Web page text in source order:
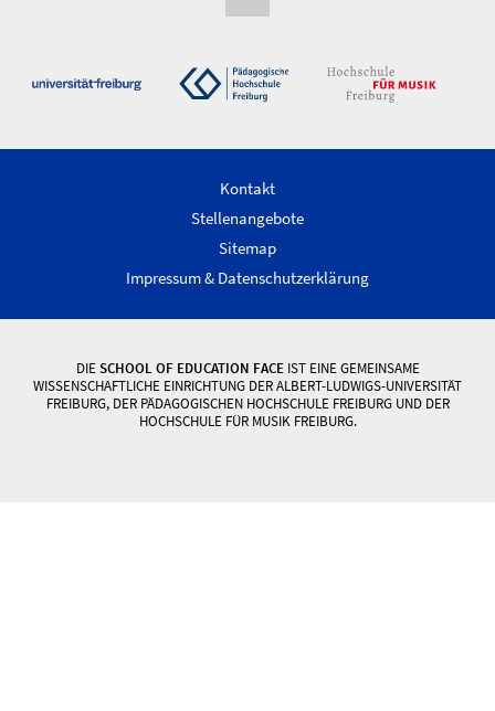
Kontakt
Stellenangebote
Sitemap
Impressum & Datenschutzerklärung
DIE SCHOOL OF EDUCATION FACEIST EINE GEMEINSAME
WISSENSCHAFTLICHE EINRICHTUNG DER ALBERT-LUDWIGS-UNIVERSITÄT
FREIBURG, DER PÄDAGOGISCHEN HOCHSCHULE FREIBURG UND DER
HOCHSCHULE FÜR MUSIK FREIBURG.